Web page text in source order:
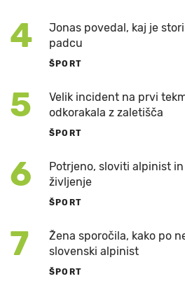
4
Jonas povedal, kaj je
padcu
ŠPORT
5
Velik incident na prvi
odkorakala z zaletišča
ŠPORT
6
Potrjeno, sloviti alpinist
življenje
ŠPORT
7
Žena sporočila, kako po
slovenski alpinist
ŠPORT